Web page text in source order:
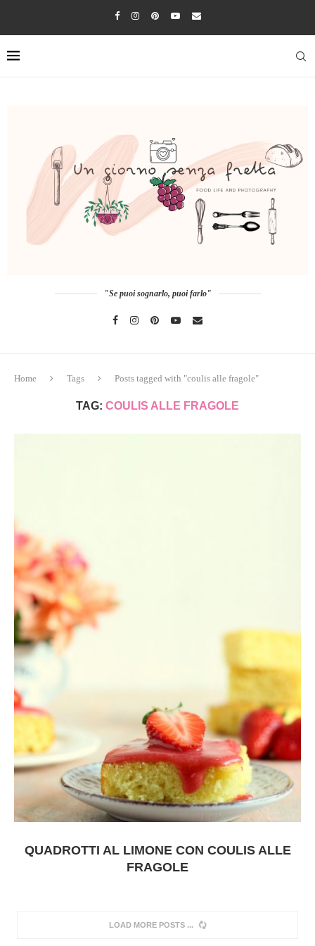
"Se puoi sognarlo, puoi farlo"
Home Tags Posts tagged with "coulis alle fragole"
TAG: COULIS ALLE FRAGOLE
QUADROTTI AL LIMONE CON COULIS ALLE
FRAGOLE
LOAD MORE POSTS